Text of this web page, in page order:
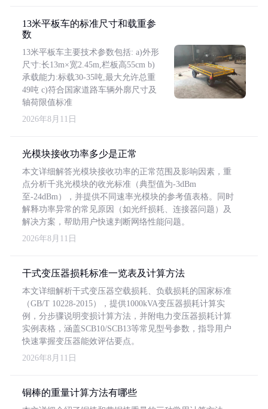
13米平板车的标准尺寸和载重参
数
13米平板车主要技术参数包括: a)外形
尺寸:长13m×宽2.45m,栏板高55cm b)
承载能力:标载30-35吨,最大允许总重
49吨 c)符合国家道路车辆外廓尺寸及
轴荷限值标准
2026年8月11日
光模块接收功率多少是正常
本文详细解答光模块接收功率的正常范围及影响因素，重
点分析千兆光模块的收光标准（典型值为-3dBm
至-24dBm），并提供不同速率光模块的参考值表格。同时
解释功率异常的常见原因（如光纤损耗、连接器问题）及
解决方案，帮助用户快速判断网络性能问题。
2026年8月11日
干式变压器损耗标准一览表及计算方法
本文详细解析干式变压器空载损耗、负载损耗的国家标准
（GB/T 10228-2015），提供1000kVA变压器损耗计算实
例，分步骤说明变损计算方法，并附电力变压器损耗计算
实例表格，涵盖SCB10/SCB13等常见型号参数，指导用户
快速掌握变压器能效评估要点。
2026年8月11日
铜棒的重量计算方法有哪些